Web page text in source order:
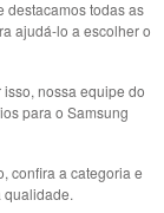
destacamos todas as
ajudá-lo a escolher o
nossa equipe do
para o Samsung
confira a categoria e
qualidade.